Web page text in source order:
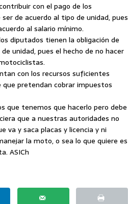
con el pago de los
de acuerdo al tipo de unidad, pues
al salario mínimo.
diputados tienen la obligación de
unidad, pues el hecho de no hacer
con los recursos suficientes
que pretendan cobrar impuestos
que tenemos que hacerlo pero debe
que a nuestras autoridades no
va y saca placas y licencia y ni
la moto, o sea lo que quiere es
ASICh